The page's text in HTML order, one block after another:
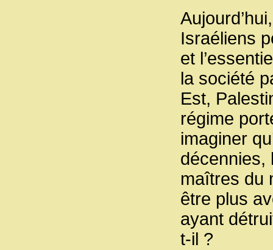
Israéliens
et
la société
Est,
régime
imaginer
décennies,
maîtres du
être plus
ayant
t-il ?